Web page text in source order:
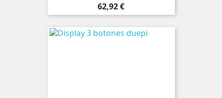
Precio
62,92 €